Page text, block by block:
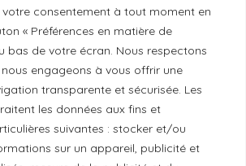
consentement à tout moment en
« Préférences en matière de
bas de votre écran. Nous respectons
engageons à vous offrir une
transparente et sécurisée. Les
les données aux fins et
suivantes : stocker et/ou
sur un appareil, publicité et